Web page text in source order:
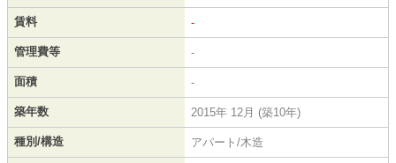
賃料 -
管理費等 -
面積 -
築年数 2015年 12月 (築10年)
種別/構造 アパート/木造